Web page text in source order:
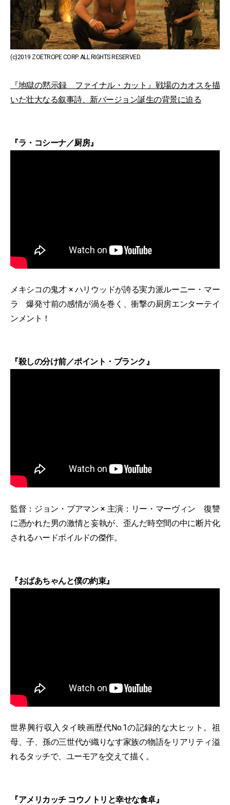
(c)2019 ZOETROPE CORP. ALL RIGHTS RESERVED.
『地獄の黙示録 ファイナル・カット』戦場のカオスを描
いた壮大なる叙事詩、新バージョン誕生の背景に迫る
『ラ・コシーナ／厨房』
メキシコの鬼才 × ハリウッドが誇る実力派ルーニー・マー
ラ 爆発寸前の感情が渦を巻く、衝撃の厨房エンターテイ
ンメント！
『殺しの分け前／ポイント・ブランク』
監督：ジョン・ブアマン × 主演：リー・マーヴィン 復讐
に憑かれた男の激情と妄執が、歪んだ時空間の中に断片化
されるハードボイルドの傑作。
『おばあちゃんと僕の約束』
世界興行収入タイ映画歴代No.1の記録的な大ヒット。祖
母、子、孫の三世代が織りなす家族の物語をリアリティ溢
れるタッチで、ユーモアを交えて描く。
『アメリカッチ コウノトリと幸せな食卓』